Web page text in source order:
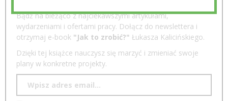
Bądź na bieżąco z najciekawszymi artykułami,
wydarzeniami i ofertami pracy. Dołącz do newslettera i
otrzymaj e-book "Jak to zrobić?" Łukasza Kalicińskiego.
Dzięki tej książce nauczysz się marzyć i zmieniać swoje
plany w konkretne projekty.